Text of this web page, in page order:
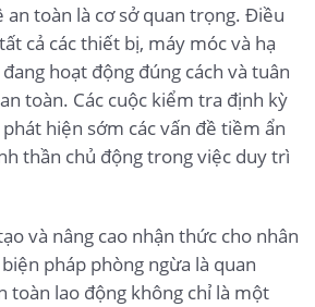
an toàn là cơ sở quan trọng. Điều
cả các thiết bị, máy móc và hạ
hoạt động đúng cách và tuân
toàn. Các cuộc kiểm tra định kỳ
hiện sớm các vấn đề tiềm ẩn
thần chủ động trong việc duy trì
và nâng cao nhận thức cho nhân
pháp phòng ngừa là quan
toàn lao động không chỉ là một